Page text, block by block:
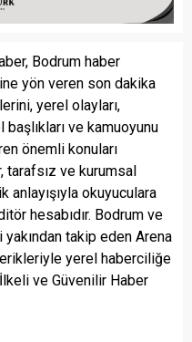
Bodrum haber
yön veren son dakika
yerel olayları,
ve kamuoyunu
önemli konuları
tarafsız ve kurumsal
anlayışıyla okuyuculara
hesabıdır. Bodrum ve
takip eden Arena
yerel haberciliğe
ve Güvenilir Haber